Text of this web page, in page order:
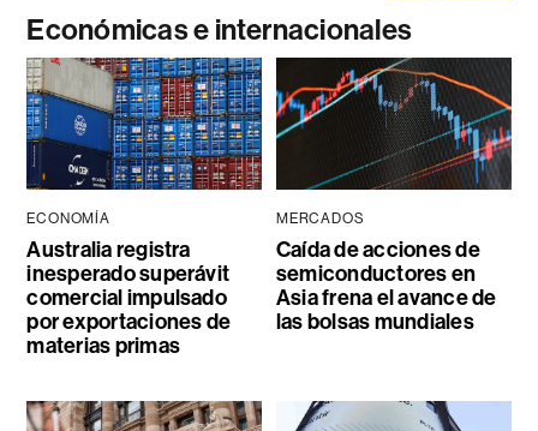
Económicas e internacionales
ECONOMÍA
Australia registra
inesperado superávit
comercial impulsado
por exportaciones de
materias primas
MERCADOS
Caída de acciones de
semiconductores en
Asia frena el avance de
las bolsas mundiales